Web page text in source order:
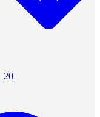
20